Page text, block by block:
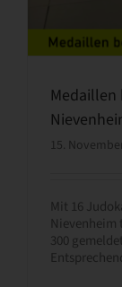
15.
Mit 16
300